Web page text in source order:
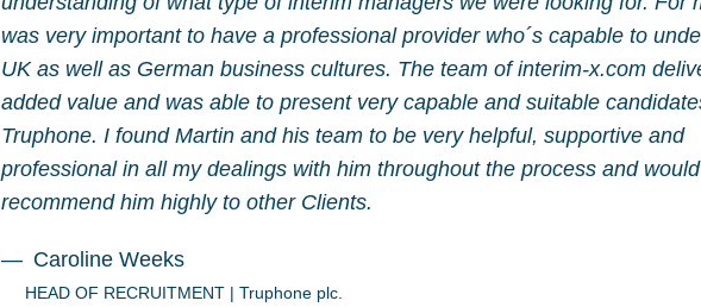
was very important to have a professional provider who´s capable to
UK as well as German business cultures. The team of interim-x.com
added value and was able to present very capable and suitable
Truphone. I found Martin and his team to be very helpful, supportive and
professional in all my dealings with him throughout the process and would
recommend him highly to other Clients.
Caroline Weeks
HEAD OF RECRUITMENT |Truphone plc.